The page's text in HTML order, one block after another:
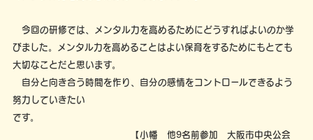
今回の研修では、メンタル力を高めるためにどうすればよいのか学
びました。メンタル力を高めることはよい保育をするためにもとても
大切なことだと思います。
自分と向き合う時間を作り、自分の感情をコントロールできるよう
努力していきたい
です。
【小幡 他9名前参加 大阪市中央公会